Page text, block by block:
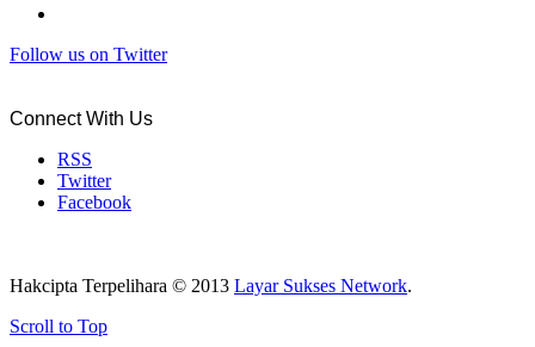
Follow us on Twitter
Connect With Us
RSS
Twitter
Facebook
Hakcipta Terpelihara © 2013 Layar Sukses Network.
Scroll to Top